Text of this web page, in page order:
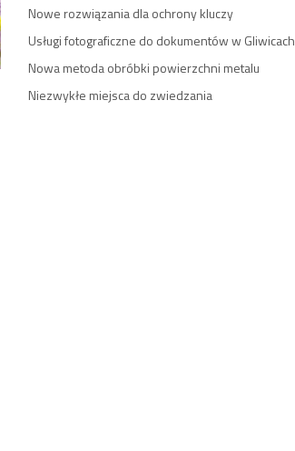
Nowe rozwiązania dla ochrony kluczy
Usługi fotograficzne do dokumentów w Gliwicach
Nowa metoda obróbki powierzchni metalu
Niezwykłe miejsca do zwiedzania